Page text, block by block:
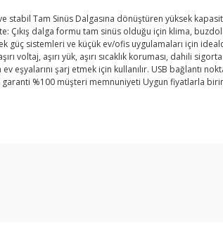
stabil Tam Sinüs Dalgasına dönüştüren yüksek
dalga formu tam sinüs olduğu için klima,
sistemleri ve küçük ev/ofis uygulamaları için
voltaj, aşırı yük, aşırı sıcaklık koruması, dahili
şarj etmek için kullanılır. USB bağlantı
%100 müşteri memnuniyeti Uygun fiyatlarla